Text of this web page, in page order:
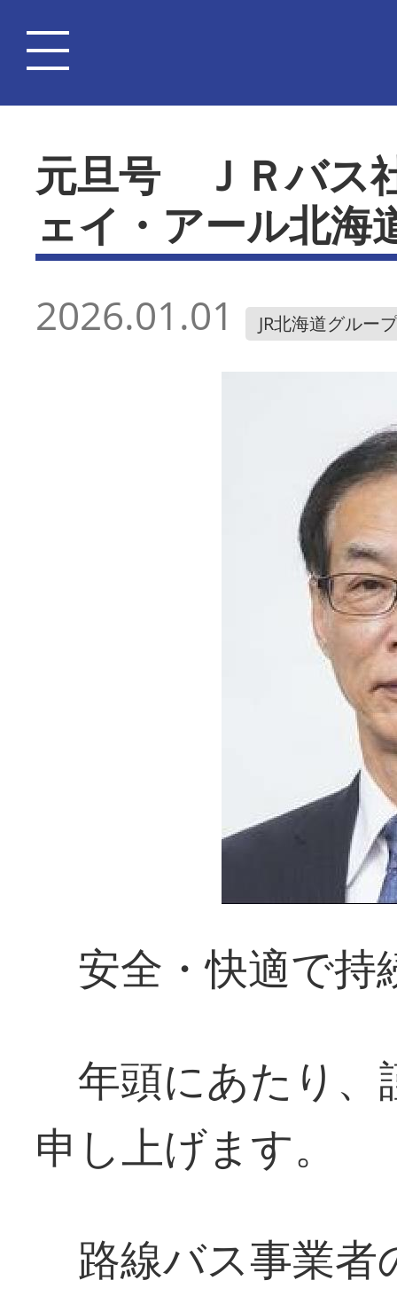
元旦号 ＪＲバ
ェイ・アール北
2026.01.01 JR北海道グループ
安全・快適で持
年頭にあたり、
申し上げます。
路線バス事業者